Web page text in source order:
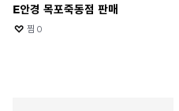
E안경 목포죽동점 판매
찜 0